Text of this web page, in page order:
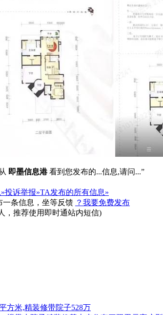
即墨信息港看到您发布的...信息,请问...”
投诉举报»TA发布的所有信息»
一条信息，坐等反馈 ？我要免费发布
，推荐使用即时通站内短信)
方米,精装修带院子528万